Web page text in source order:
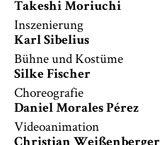
Takeshi Moriuchi
Inszenierung
Karl Sibelius
Bühne und Kostüme
Silke Fischer
Choreografie
Daniel Morales Pérez
Videoanimation